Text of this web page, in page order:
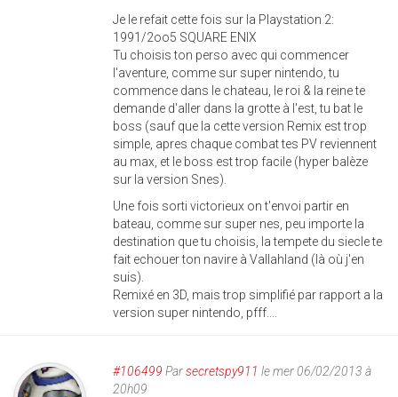
Je le refait cette fois sur la Playstation 2:
1991/2oo5 SQUARE ENIX
Tu choisis ton perso avec qui commencer
l'aventure, comme sur super nintendo, tu
commence dans le chateau, le roi & la reine te
demande d'aller dans la grotte à l'est, tu bat le
boss (sauf que la cette version Remix est trop
simple, apres chaque combat tes PV reviennent
au max, et le boss est trop facile (hyper balèze
sur la version Snes).
Une fois sorti victorieux on t'envoi partir en
bateau, comme sur super nes, peu importe la
destination que tu choisis, la tempete du siecle te
fait echouer ton navire à Vallahland (là où j'en
suis).
Remixé en 3D, mais trop simplifié par rapport a la
version super nintendo, pfff....
#106499 Parsecretspy911 le mer 06/02/2013 à
20h09